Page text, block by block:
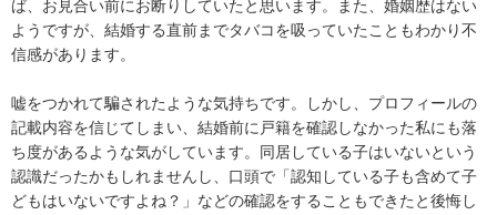
ば、お見合い前にお断りしていたと思います。また、婚姻歴はない
ようですが、結婚する直前までタバコを吸っていたこともわかり不
信感があります。
嘘をつかれて騙されたような気持ちです。しかし、プロフィールの
記載内容を信じてしまい、結婚前に戸籍を確認しなかった私にも落
ち度があるような気がしています。同居している子はいないという
認識だったかもしれませんし、口頭で「認知している子も含めて子
どもはいないですよね？」などの確認をすることもできたと後悔し